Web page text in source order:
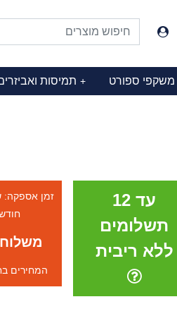
משקפי ספורט תמיסות +
עד 12
תשלומים
ללא ריבית
זמן אספקה:
המחירים